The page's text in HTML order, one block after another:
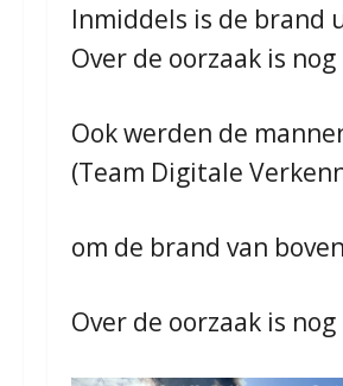
Inmiddels is de brand
Over de oorzaak is
Ook werden de
(Team Digitale
om de brand van
Over de oorzaak is